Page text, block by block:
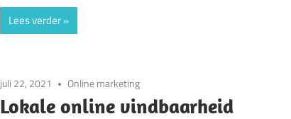
Lees verder
juli 22, 2021 Online marketing
Lokale online vindbaarheid